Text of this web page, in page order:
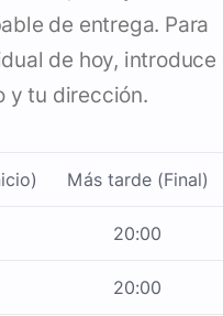
de entrega. Para
de hoy, introduce
y tu dirección.
Más tarde (Final)
20:00
20:00